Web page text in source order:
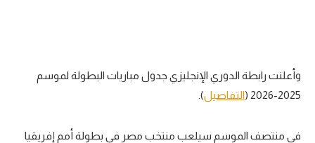
سعودي في الجول
الدوري الإسباني
وأعلنت رابطة الدوري الإنجليزي جدول مباريات البطولة لموسم
2025-2026 (
التفاصيل).
في منتصف الموسم سيلعب منتخب مصر في بطولة أمم إفريقيا